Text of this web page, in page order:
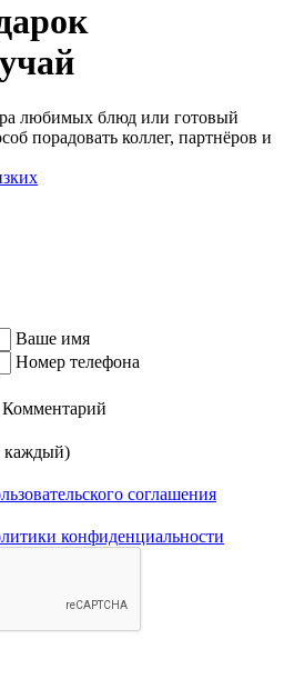
любимых блюд или готовый
порадовать коллег, партнёров и
Ваше имя
Номер телефона
Комментарий
каждый)
соглашения
конфиденциальности